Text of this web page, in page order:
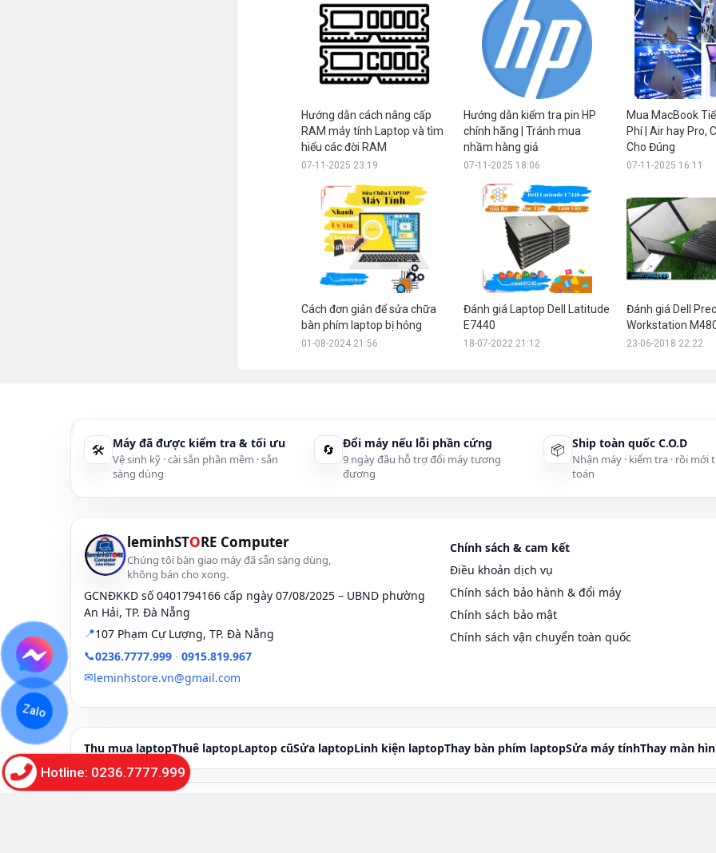
Hướng dẫn cách nâng cấp
RAM máy tính Laptop và tìm
hiểu các đời RAM
07-11-2025 23:19
Hướng dẫn kiểm tra pin HP
chính hãng | Tránh mua
nhầm hàng giả
07-11-2025 18:06
Mua MacBook
Phí | Air hay Pro,
Cho Đúng
07-11-2025 16:11
Cách đơn giản để sửa chữa
bàn phím laptop bị hỏng
01-08-2024 21:56
Đánh giá Laptop Dell Latitude
E7440
18-07-2022 21:12
Đánh giá Dell
Workstation
23-06-2018 22:22
🛠 Máy đã được kiểm tra & tối ưu
Vệ sinh kỹ · cài sẵn phần mềm · sẵn
sàng dùng
🔄 Đổi máy nếu lỗi phần cứng
9 ngày đầu hỗ trợ đổi máy tương
đương
📦 Ship toàn quốc C.O.D
Nhận máy · kiểm tra · rồi mới
toán
leminhSTORE Computer
Chúng tôi bàn giao máy đã sẵn sàng dùng,
không bán cho xong.
GCNĐKKD số 0401794166 cấp ngày 07/08/2025 – UBND phường
An Hải, TP. Đà Nẵng
📍107 Phạm Cự Lượng, TP. Đà Nẵng
📞0236.7777.999 · 0915.819.967
✉leminhstore.vn@gmail.com
Chính sách & cam kết
Điều khoản dịch vụ
Chính sách bảo hành & đổi máy
Chính sách bảo mật
Chính sách vận chuyển toàn quốc
Thu mua laptopThuê laptopLaptop cũSửa laptopLinh kiện laptopThay bàn phím laptopSửa máy tínhThay màn
Hotline: 0236.7777.999
Zalo